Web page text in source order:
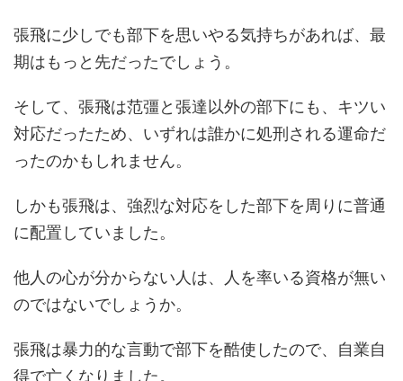
張飛に少しでも部下を思いやる気持ちがあれば、最
期はもっと先だったでしょう。
そして、張飛は范彊と張達以外の部下にも、キツい
対応だったため、いずれは誰かに処刑される運命だ
ったのかもしれません。
しかも張飛は、強烈な対応をした部下を周りに普通
に配置していました。
他人の心が分からない人は、人を率いる資格が無い
のではないでしょうか。
張飛は暴力的な言動で部下を酷使したので、自業自
得で亡くなりました。